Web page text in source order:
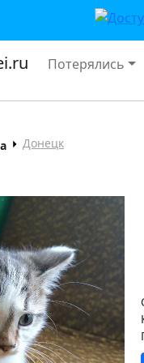
Потерялись
Донецк